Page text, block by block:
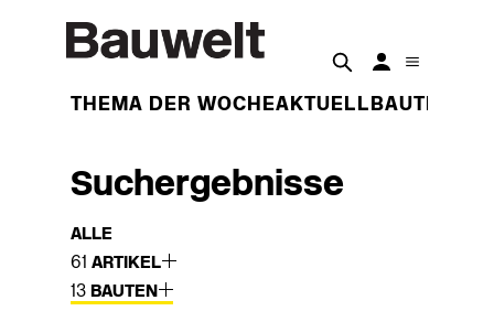
THEMA DER WOCHEAKTUELL BAUTEN
Suchergebnisse
ALLE
61 ARTIKEL
13 BAUTEN